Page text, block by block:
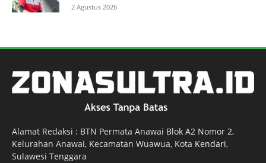
2 Agustus 2026
Alamat Redaksi : BTN Permata Anawai Blok A2 Nomor 2,
Kelurahan Anawai, Kecamatan Wuawua, Kota Kendari,
Sulawesi Tenggara